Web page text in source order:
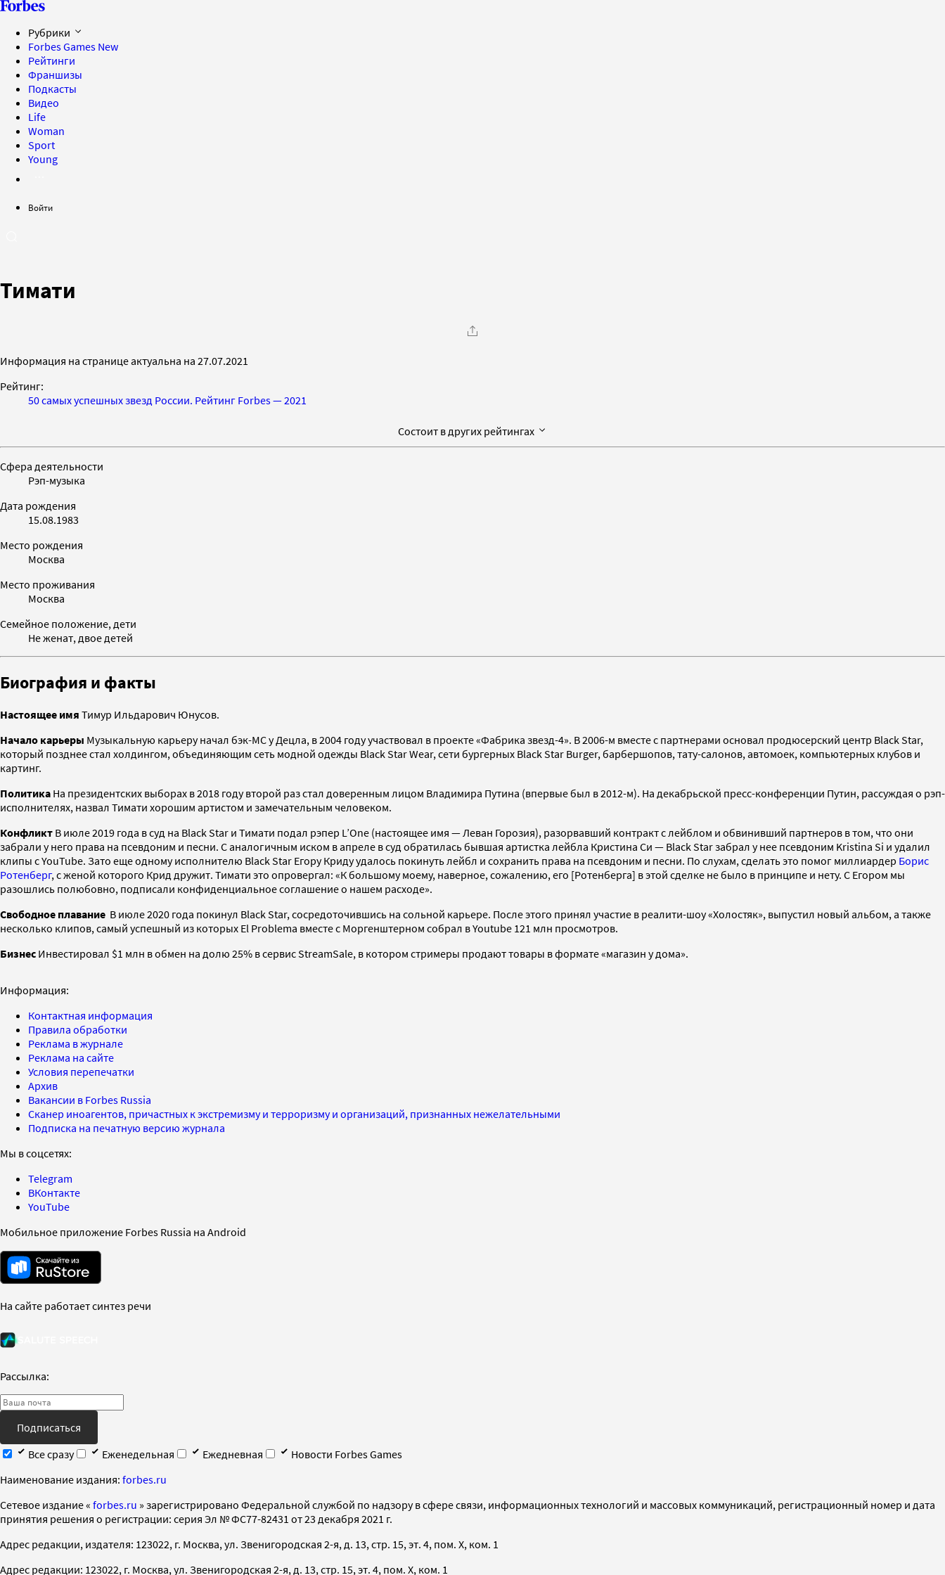
Рубрики
Forbes Games New
Рейтинги
Франшизы
Подкасты
Видео
Life
Woman
Sport
Young
Войти
Тимати
Информация на странице актуальна на 27.07.2021
Рейтинг:
50 самых успешных звезд России. Рейтинг Forbes — 2021
Состоит в других рейтингах
Сфера деятельности
Рэп-музыка
Дата рождения
15.08.1983
Место рождения
Москва
Место проживания
Москва
Семейное положение, дети
Не женат, двое детей
Биография и факты
Настоящее имя Тимур Ильдарович Юнусов.
Начало карьеры Музыкальную карьеру начал бэк-MC у Децла, в 2004 году участвовал в проекте «Фабрика звезд-4». В 2006-м вместе с партнерами основал продюсерский центр Black Star,
который позднее стал холдингом, объединяющим сеть модной одежды Black Star Wear, сети бургерных Black Star Burger, барбершопов, тату-салонов, автомоек, компьютерных клубов и
картинг.
Политика На президентских выборах в 2018 году второй раз стал доверенным лицом Владимира Путина (впервые был в 2012-м). На декабрьской пресс-конференции Путин, рассуждая о рэп-
исполнителях, назвал Тимати хорошим артистом и замечательным человеком.
Конфликт В июле 2019 года в суд на Black Star и Тимати подал рэпер LʼOne (настоящее имя — Леван Горозия), разорвавший контракт с лейблом и обвинивший партнеров в том, что они
забрали у него права на псевдоним и песни. С аналогичным иском в апреле в суд обратилась бывшая артистка лейбла Кристина Си — Black Star забрал у нее псевдоним Kristina Si и удалил
клипы с YouTube. Зато еще одному исполнителю Black Star Егору Криду удалось покинуть лейбл и сохранить права на псевдоним и песни. По слухам, сделать это помог миллиардер Борис
Ротенберг, с женой которого Крид дружит. Тимати это опровергал: «К большому моему, наверное, сожалению, его [Ротенберга] в этой сделке не было в принципе и нету. С Егором мы
разошлись полюбовно, подписали конфиденциальное соглашение о нашем расходе».
Свободное плавание В июле 2020 года покинул Black Star, сосредоточившись на сольной карьере. После этого принял участие в реалити-шоу «Холостяк», выпустил новый альбом, а также
несколько клипов, самый успешный из которых El Problema вместе с Моргенштерном собрал в Youtube 121 млн просмотров.
Бизнес Инвестировал $1 млн в обмен на долю 25% в сервис StreamSale, в котором стримеры продают товары в формате «магазин у дома».
Информация:
Контактная информация
Правила обработки
Реклама в журнале
Реклама на сайте
Условия перепечатки
Архив
Вакансии в Forbes Russia
Сканер иноагентов, причастных к экстремизму и терроризму и организаций, признанных нежелательными
Подписка на печатную версию журнала
Мы в соцсетях:
Telegram
ВКонтакте
YouTube
Мобильное приложение Forbes Russia на Android
На сайте работает синтез речи
Рассылка:
Подписаться
Все сразу
Еженедельная Ежедневная
Новости Forbes Games
Наименование издания: forbes.ru
Cетевое издание « forbes.ru » зарегистрировано Федеральной службой по надзору в сфере связи, информационных технологий и массовых коммуникаций, регистрационный номер и дата
принятия решения о регистрации: серия Эл № ФС77-82431 от 23 декабря 2021 г.
Адрес редакции, издателя: 123022, г. Москва, ул. Звенигородская 2-я, д. 13, стр. 15, эт. 4, пом. X, ком. 1
Адрес редакции: 123022, г. Москва, ул. Звенигородская 2-я, д. 13, стр. 15, эт. 4, пом. X, ком. 1